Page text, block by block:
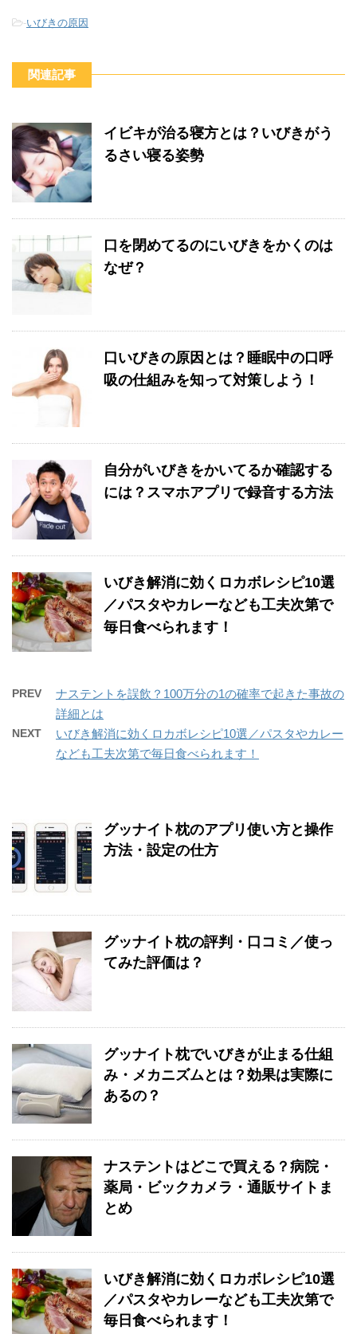
-いびきの原因
関連記事
イビキが治る寝方とは？いびきがう
るさい寝る姿勢
口を閉めてるのにいびきをかくのは
なぜ？
口いびきの原因とは？睡眠中の口呼
吸の仕組みを知って対策しよう！
自分がいびきをかいてるか確認する
には？スマホアプリで録音する方法
いびき解消に効くロカボレシピ10選
／パスタやカレーなども工夫次第で
毎日食べられます！
PREV
ナステントを誤飲？100万分の1の確率で起きた事故の
詳細とは
NEXT
いびき解消に効くロカボレシピ10選／パスタやカレー
なども工夫次第で毎日食べられます！
グッナイト枕のアプリ使い方と操作
方法・設定の仕方
グッナイト枕の評判・口コミ／使っ
てみた評価は？
グッナイト枕でいびきが止まる仕組
み・メカニズムとは？効果は実際に
あるの？
ナステントはどこで買える？病院・
薬局・ビックカメラ・通販サイトま
とめ
いびき解消に効くロカボレシピ10選
／パスタやカレーなども工夫次第で
毎日食べられます！